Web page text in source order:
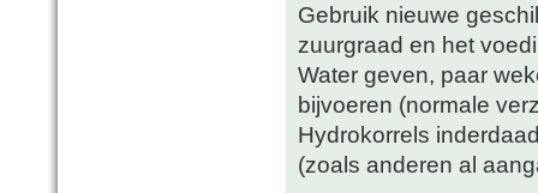
Gebruik nieuwe
zuurgraad en het
Water geven, paar
bijvoeren (normale
Hydrokorrels
(zoals anderen al